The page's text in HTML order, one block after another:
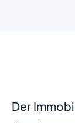
Der